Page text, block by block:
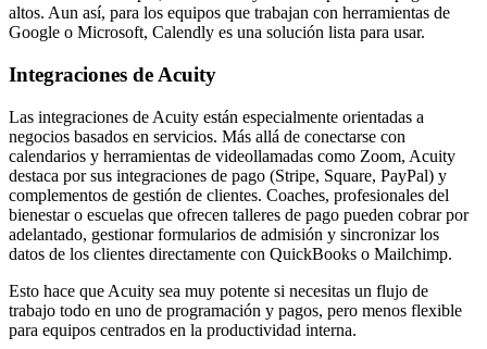
altos. Aun así, para los equipos que trabajan con herramientas de
Google o Microsoft, Calendly es una solución lista para usar.
Integraciones de Acuity
Las integraciones de Acuity están especialmente orientadas a
negocios basados en servicios. Más allá de conectarse con
calendarios y herramientas de videollamadas como Zoom, Acuity
destaca por sus integraciones de pago (Stripe, Square, PayPal) y
complementos de gestión de clientes. Coaches, profesionales del
bienestar o escuelas que ofrecen talleres de pago pueden cobrar por
adelantado, gestionar formularios de admisión y sincronizar los
datos de los clientes directamente con QuickBooks o Mailchimp.
Esto hace que Acuity sea muy potente si necesitas un flujo de
trabajo todo en uno de programación y pagos, pero menos flexible
para equipos centrados en la productividad interna.